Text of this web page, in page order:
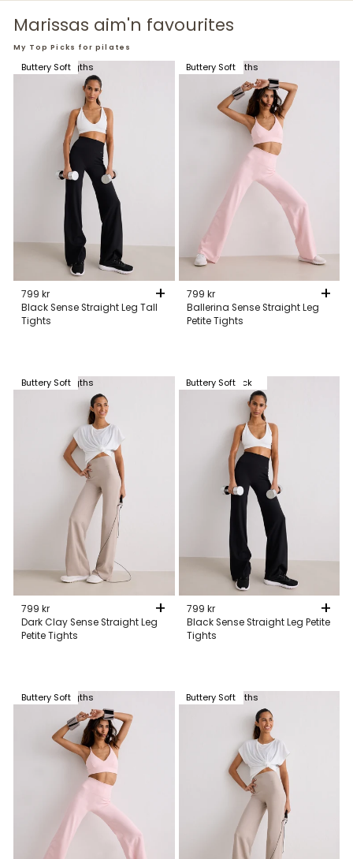
Marissas aim'n favourites
My Top Picks for pilates
in 3 lengths
Buttery Soft
799 kr +
Black Sense Straight Leg Tall
Tights
Available in 2 lengths
Buttery Soft
799 kr +
Ballerina Sense Straight Leg
Petite Tights
in 2 lengths
Buttery Soft
799 kr +
Dark Clay Sense Straight Leg
Petite Tights
Buttery Soft
Available in 3 lengths
Back In Stock
799 kr +
Black Sense Straight Leg Petite
Tights
in 2 lengths
Buttery Soft Available in 2 lengths
Buttery Soft